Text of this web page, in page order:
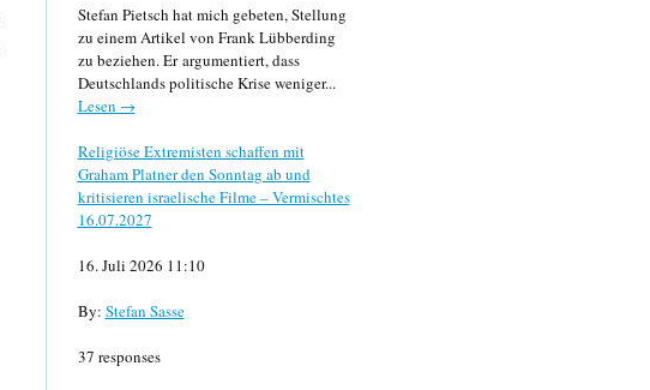
Stefan Pietsch hat mich gebeten, Stellung
zu einem Artikel von Frank Lübberding
zu beziehen. Er argumentiert, dass
Deutschlands politische Krise weniger...
Lesen →
Religiöse Extremisten schaffen mit
Graham Platner den Sonntag ab und
kritisieren israelische Filme – Vermischtes
16.07.2027
16. Juli 2026 11:10
By: Stefan Sasse
37 responses